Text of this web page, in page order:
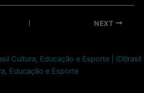
NEXT
Cultura, Educação e Esporte | IDBrasil
Educação e Esporte